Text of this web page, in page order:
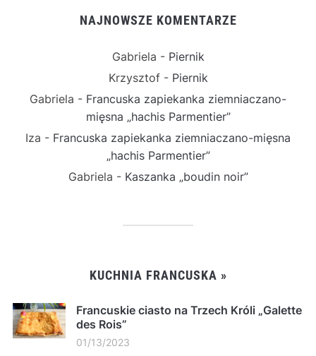
NAJNOWSZE KOMENTARZE
Gabriela - Piernik
Krzysztof- Piernik
Gabriela - Francuska zapiekanka ziemniaczano-
mięsna „hachis Parmentier”
Iza - Francuska zapiekanka ziemniaczano-mięsna
„hachis Parmentier”
Gabriela - Kaszanka „boudin noir”
KUCHNIA FRANCUSKA »
Francuskie ciasto na Trzech Króli „Galette
des Rois”
01/13/2023